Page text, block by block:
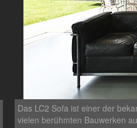
Das LC2 Sofa ist einer der
vielen berühmten Bauwerken